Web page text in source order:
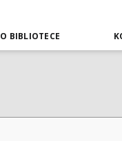
O BIBLIOTECE